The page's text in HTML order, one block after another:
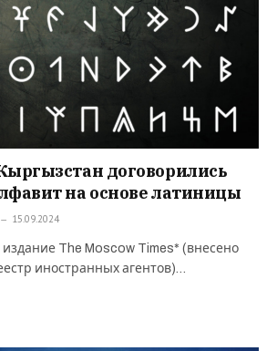
договорились
на основе латиницы
15.09.2024
The Moscow Times* (внесено
иностранных агентов)…